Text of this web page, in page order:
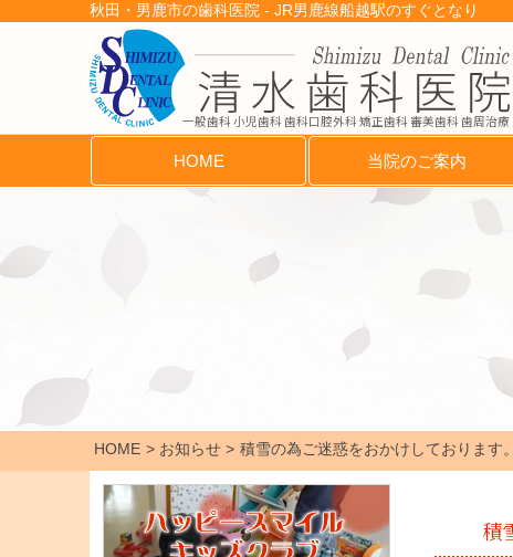
秋田・男鹿市の歯科医院 - JR男鹿線船越駅のすぐとなり
一般歯科 小児歯科 歯科口腔外科 矯正歯科 審美歯科 歯周治療
HOME 当院のご案内
HOME お知らせ 積雪の為ご迷惑をおかけしております。
積